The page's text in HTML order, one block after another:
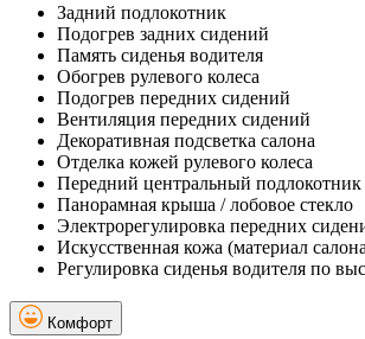
Задний подлокотник
Подогрев задних сидений
Память сиденья водителя
Обогрев рулевого колеса
Подогрев передних сидений
Вентиляция передних сидений
Декоративная подсветка салона
Отделка кожей рулевого колеса
Передний центральный подлокотник
Панорамная крыша / лобовое стекло
Электрорегулировка передних
Искусственная кожа (материал
Регулировка сиденья водителя по
Комфорт